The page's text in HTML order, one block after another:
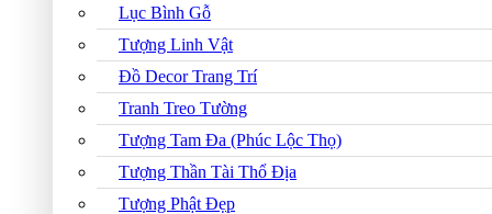
Lục Bình Gỗ
Tượng Linh Vật
Đồ Decor Trang Trí
Tranh Treo Tường
Tượng Tam Đa (Phúc Lộc Thọ)
Tượng Thần Tài Thổ Địa
Tượng Phật Đẹp